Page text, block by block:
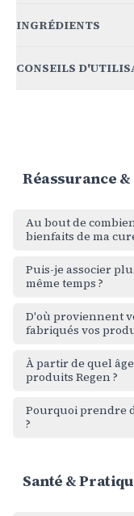
INGRÉDIENTS
Gomme de guar
HN019.
CONSEILS
Réassurance
Au bout de
bienfaits de ma
Puis-je associer
même temps ?
D'où proviennent
fabriqués vos
À partir de quel
produits Regen ?
Pourquoi prendre
?
Santé &